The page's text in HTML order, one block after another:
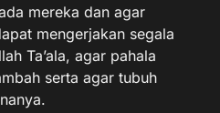
mereka dan agar
mengerjakan segala
Ta’ala, agar pahala
serta agar tubuh